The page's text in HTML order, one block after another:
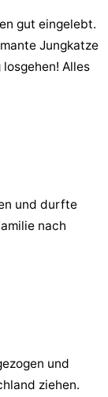
gut eingelebt.
Jungkatze
Alles
und durfte
nach
und
ziehen.